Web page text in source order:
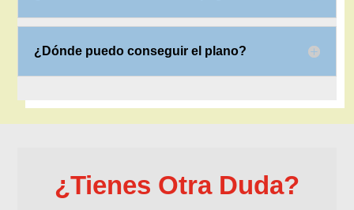
¿Dónde puedo conseguir el plano?
¿Tienes Otra Duda?